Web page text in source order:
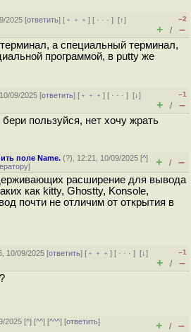
2025 [ответить] [ ﹢﹢﹢] [ · · ·][↑]
–2
+ / –
а специальный терминал,
программой, в putty же
09/2025 [ответить] [ ﹢﹢﹢] [ · · ·][↓]
–1
+ / –
пользуйся, нет хочу жрать
поле Name. (?), 12:21, 10/09/2025 [^]
] + / –
расширение для вывода
как kitty, Ghostty, Konsole,
почти не отличим от открытия в
10/09/2025 [ответить] [ ﹢﹢﹢] [ · · ·][↓]
–1
+ / –
2025 [^] [^^] [^^^] [ответить]
+ / –